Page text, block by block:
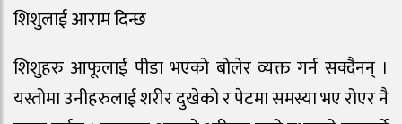
शिशुलाई आराम दिन्छ
शिशुहरु आफूलाई पीडा भएको बोलेर व्यक्त गर्न सक्दैनन् ।
यस्तोमा उनीहरुलाई शरीर दुखेको र पेटमा समस्या भए रोएर नै